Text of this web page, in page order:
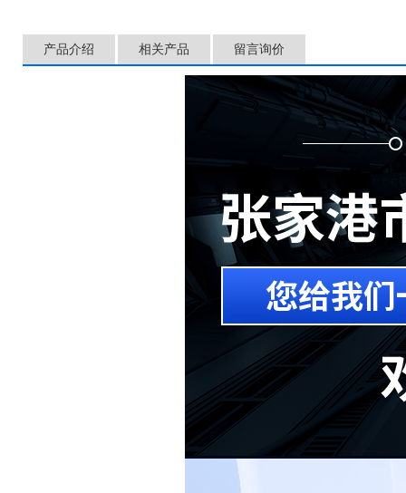
产品介绍 相关产品 留言询价